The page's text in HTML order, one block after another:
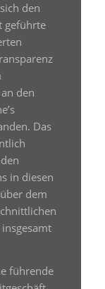
den
geführte
den
Das
in diesen
dem
führende